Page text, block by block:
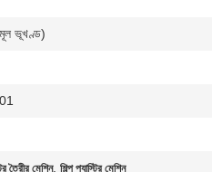
ভূখণ্ড)
তৈরীর মেশিন,শিল্প প্যাস্ট্রি মেশিন